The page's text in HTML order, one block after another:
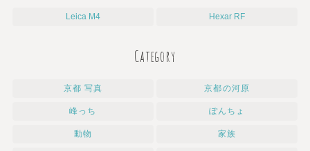
Leica M4 Hexar RF
Category
京都 写真 京都の河原
峰っち ぽんちょ
動物 家族